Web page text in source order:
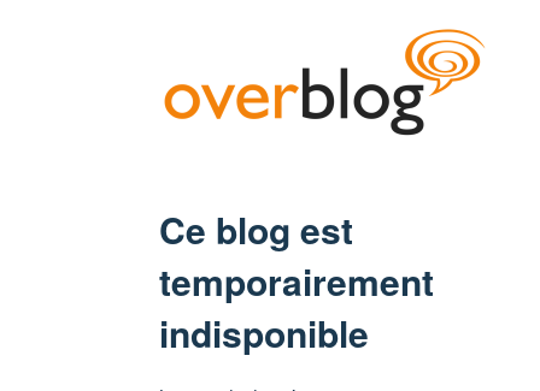
Ce blog est
temporairement
indisponible